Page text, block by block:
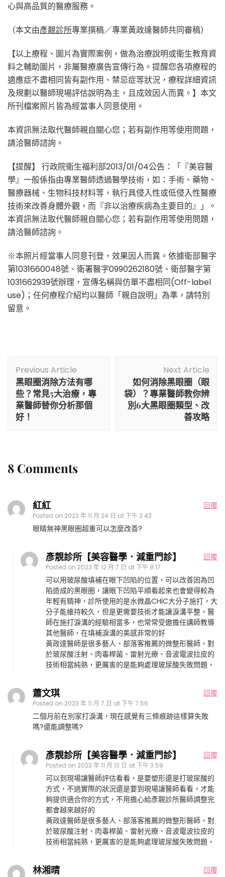
心與高品質的醫療服務。
（本文由彥靚診所專業撰稿／專業黃政達醫師共同審稿）
【以上療程、圖片為實際案例，做為治療說明或衛生教育資
料之輔助圖片，非屬醫療廣告宣傳行為。提醒您各項療程的
適應症不盡相同皆有副作用、禁忌症等狀況，療程詳細資訊
及規劃以醫師現場評估說明為主，且成效因人而異。】本文
所刊檔案照片皆為經當事人同意使用。
本資訊無法取代醫師親自關心您；若有副作用等使用問題，
請洽醫師諮詢。
【提醒】 行政院衛生福利部2013/01/04公告：「『美容醫
學』一般係指由專業醫師透過醫學技術，如：手術、藥物、
醫療器械、生物科技材料等，執行具侵入性或低侵入性醫療
技術來改善身體外觀，而『非以治療疾病為主要目的』」。
本資訊無法取代醫師親自關心您；若有副作用等使用問題，
請洽醫師諮詢。
※本照片經當事人同意刊登，效果因人而異。依據衛部醫字
第1031660048號、衛署醫字0990262180號、衛部醫字第
1031662939號辦理，宣傳名稱與仿單不盡相同(Off-label
use)；任何療程介紹均以醫師「親自說明」為準，請特別
留意。
Navigation
Previous Article
黑眼圈消除方法有哪
些？常見5大治療，專
業醫師替你分析那個
好！
Next Article
如何消除黑眼圈（眼
袋）？專業醫師教你辨
別6大黑眼圈類型、改
善攻略
8 Comments
紅紅
Posted on 2023 年 11 月 24 日 at 下午 3:43
回覆
眼睛無神黑眼圈超重可以怎麼改善?
彥靚診所【美容醫學．減重門診】
Posted on 2023 年 12 月 7 日 at 下午 8:17
回覆
可以用玻尿酸填補在眼下凹陷的位置，可以改善因為凹
陷造成的黑眼圈，讓眼下凹陷平順看起來也會變得較為
年輕有精神，診所使用的是水微晶CHIC大分子施打，大
分子能維持較久，但是更需要技術才能讓淚溝平整，醫
師在施打淚溝的經驗相當多，也常常受邀擔任講師教導
其他醫師，在填補淚溝的美感非常的好
黃政達醫師是很多藝人、部落客推薦的微整形醫師，對
於玻尿酸注射、肉毒桿菌、雷射光療、音波電波拉皮的
技術相當純熟，更厲害的是能夠處理玻尿酸失敗問題，
蕭文琪
Posted on 2023 年 11 月 7 日 at 下午 7:56
回覆
二個月前在別家打淚溝，現在感覺有三條痕跡這樣算失敗
嗎?還能調整嗎?
彥靚診所【美容醫學．減重門診】
Posted on 2023 年 11 月 13 日 at 下午 3:59
回覆
可以到現場讓醫師評估看看，是要塑形還是打玻尿酸的
方式，不過實際的狀況還是要到現場讓醫師看看，才能
夠提供適合你的方式，不用擔心給彥靚診所醫師調整完
都會越來越好的
黃政達醫師是很多藝人、部落客推薦的微整形醫師，對
於玻尿酸注射、肉毒桿菌、雷射光療、音波電波拉皮的
技術相當純熟，更厲害的是能夠處理玻尿酸失敗問題，
林湘晴 回覆